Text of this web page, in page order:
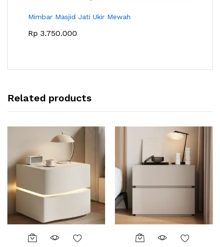
Mimbar Masjid Jati Ukir Mewah
Rp 3.750.000
Related products